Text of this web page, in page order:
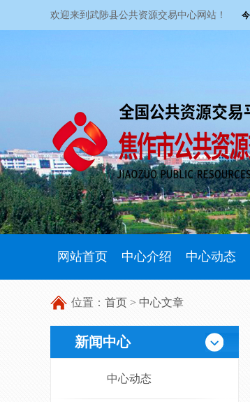
欢迎来到武陟县公共资源交易中心网站！
网站首页 中心介绍 中心动态
位置： 首页 > 中心文章
新闻中心
中心动态